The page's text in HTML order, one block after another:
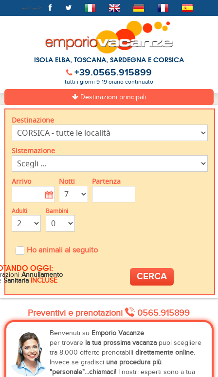
--> -->
ISOLA ELBA, TOSCANA, SARDEGNA E CORSICA
+39.0565.915899
tutti i giorni 9-19 orario continuato
Destinazioni principali
Destinazione
Sistemazione
Arrivo Notti Partenza
Adulti Bambini
Ho animali al seguito
OGGI:
Annullamento
Sanitaria INCLUSE
Preventivi e prenotazioni 0565.915899
Benvenuti su Emporio Vacanze
per trovare la tua prossima vacanzapuoi scegliere
tra 8.000 offerte prenotabili direttamente online.
Invece se gradisci una procedura più
"personale"...chiamaci!I nostri esperti sono a tua